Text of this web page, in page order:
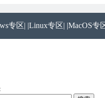
专区| |Linux专区| |MacOS专